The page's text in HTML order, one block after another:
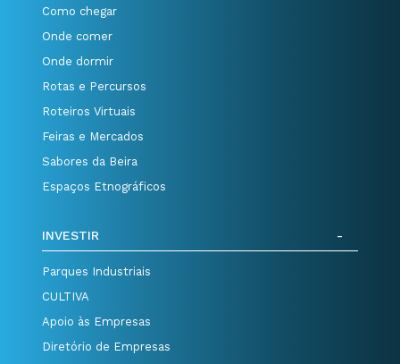
Como chegar
Onde comer
Onde dormir
Rotas e Percursos
Roteiros Virtuais
Feiras e Mercados
Sabores da Beira
Espaços Etnográficos
INVESTIR
Parques Industriais
CULTIVA
Apoio às Empresas
Diretório de Empresas